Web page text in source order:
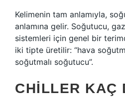
Kelimenin tam anlamıyla,
anlamına gelir. Soğutucu,
sistemleri için genel bir
iki tipte üretilir: “hava
soğutmalı soğutucu”.
CHILLER KAÇ